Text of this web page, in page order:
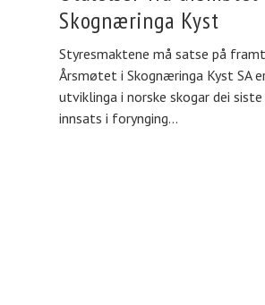
Skognæringa Kyst
Styresmaktene må satse på
Årsmøtet i Skognæringa Kyst SA
utviklinga i norske skogar dei
innsats i forynging…